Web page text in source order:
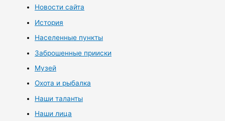
Новости сайта
История
Населенные пункты
Заброшенные прииски
Музей
Охота и рыбалка
Наши таланты
Наши лица